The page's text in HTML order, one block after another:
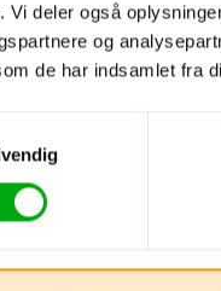
Vi deler også
og
de har indsamlet fra